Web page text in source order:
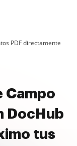
PDF directamente
Campo
DocHub
tus